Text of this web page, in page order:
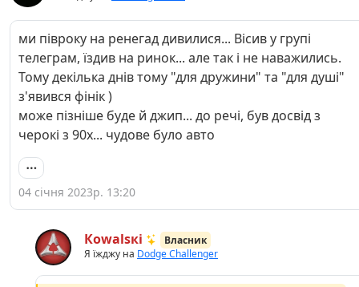
ми півроку на ренегад дивилися... Вісив у групі
телеграм, їздив на ринок... але так і не наважились.
Тому декілька днів тому "для дружини" та "для душі"
з'явився фінік )
може пізніше буде й джип... до речі, був досвід з
черокі з 90х... чудове було авто
04 січня 2023р. 13:20
Кowаlsкі
Власник
Я їжджу на Dodge Challenger